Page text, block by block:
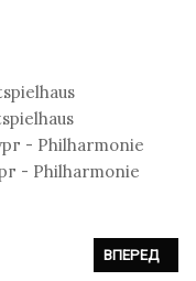
- Philharmonie
- Philharmonie
2025 СЛЕДУЮЩИЙ:
ВПЕРЕД